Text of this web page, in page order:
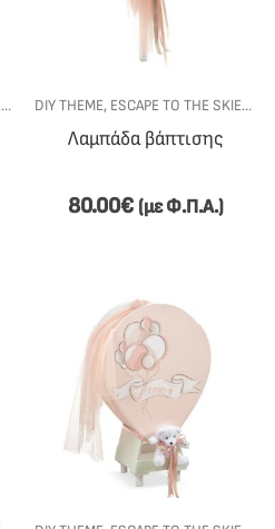
, ΓΆΜΟΣ-ΒΆΠΤΙΣΗ,ΕΊΔΗ ΒΆΠΤΙΣΗΣ,ΣΕΤ
DIY THEME, ESCAPE TO THE SKIES ,
Λαμπάδα βάπτισης
80.00€ (με Φ.Π.Α.)